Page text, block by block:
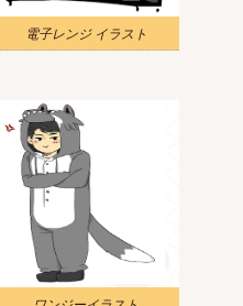
電子レンジ イラスト